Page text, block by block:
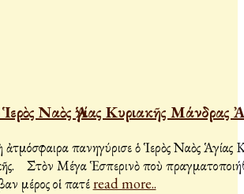
Ναὸς Ἁγίας Κυριακῆς Μάνδρας
πανηγύρισε ὁ Ἱερὸς Ναὸς Ἁγίας
χθὲς
μέρος οἱ πατέread more..